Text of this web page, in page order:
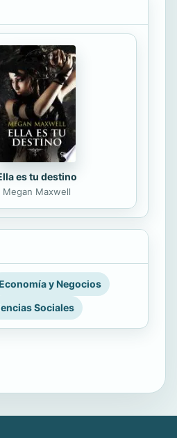
es tu destino
Megan Maxwell
y Negocios
Sociales